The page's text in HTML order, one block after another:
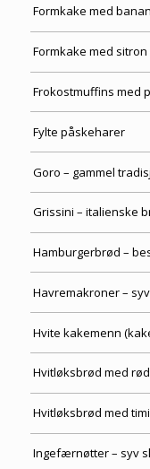
Formkake med
Formkake med
Frokostmuffins med
Fylte påskeharer
Goro – gammel
Grissini – italienske
Hamburgerbrød –
Havremakroner –
Hvite kakemenn
Hvitløksbrød med
Hvitløksbrød med
Ingefærnøtter – syv